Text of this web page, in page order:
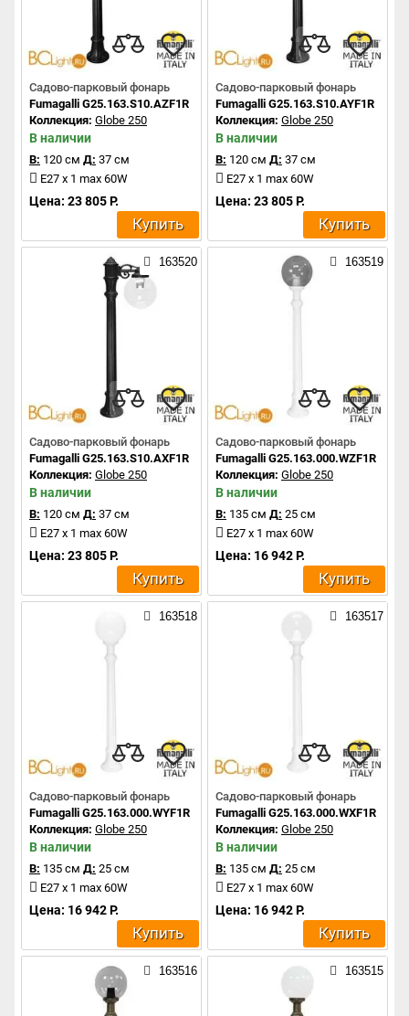
Садово-парковый фонарь
Fumagalli G25.163.S10.AZF1R
Коллекция: Globe 250
В наличии
В: 120 см Д: 37 см
E27 x 1 max 60W
Цена: 23 805 Р.
Купить
Садово-парковый фонарь
Fumagalli G25.163.S10.AYF1R
Коллекция: Globe 250
В наличии
В: 120 см Д: 37 см
E27 x 1 max 60W
Цена: 23 805 Р.
Купить
163520
Садово-парковый фонарь
Fumagalli G25.163.S10.AXF1R
Коллекция: Globe 250
В наличии
В: 120 см Д: 37 см
E27 x 1 max 60W
Цена: 23 805 Р.
Купить
163519
Садово-парковый фонарь
Fumagalli G25.163.000.WZF1R
Коллекция: Globe 250
В наличии
В: 135 см Д: 25 см
E27 x 1 max 60W
Цена: 16 942 Р.
Купить
163518
Садово-парковый фонарь
Fumagalli G25.163.000.WYF1R
Коллекция: Globe 250
В наличии
В: 135 см Д: 25 см
E27 x 1 max 60W
Цена: 16 942 Р.
Купить
163517
Садово-парковый фонарь
Fumagalli G25.163.000.WXF1R
Коллекция: Globe 250
В наличии
В: 135 см Д: 25 см
E27 x 1 max 60W
Цена: 16 942 Р.
Купить
163516 163515